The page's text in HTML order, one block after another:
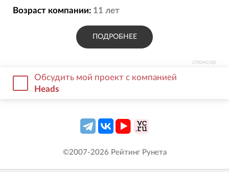
спонсор
Возраст компании: 11 лет
ПОДРОБНЕЕ
Обсудить мой проект с компанией
Heads
©2007-2026 Рейтинг Рунета